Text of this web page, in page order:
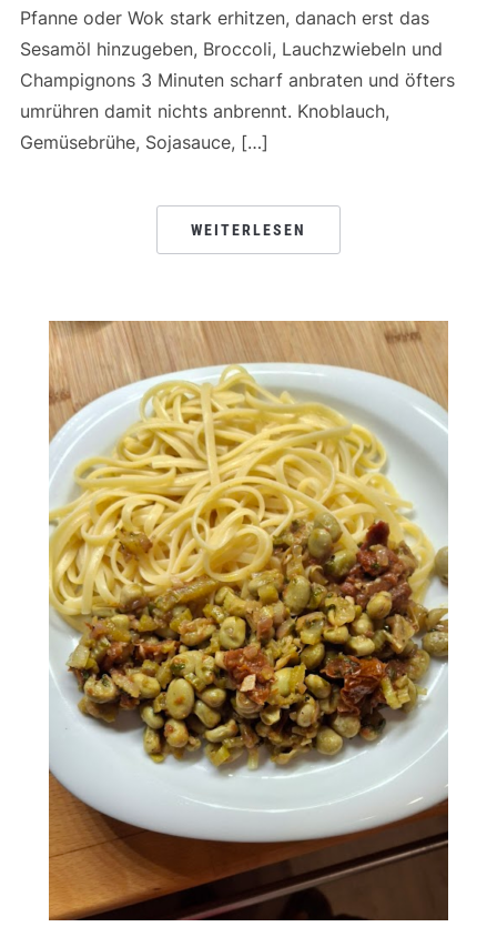
Pfanne oder Wok stark erhitzen, danach erst das
Sesamöl hinzugeben, Broccoli, Lauchzwiebeln und
Champignons 3 Minuten scharf anbraten und öfters
umrühren damit nichts anbrennt. Knoblauch,
Gemüsebrühe, Sojasauce, […]
WEITERLESEN